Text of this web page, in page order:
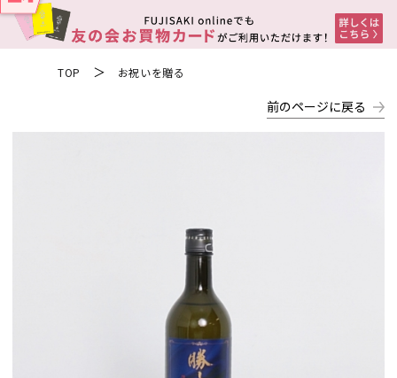
TOP ＞ お祝いを贈る
前のページに戻る